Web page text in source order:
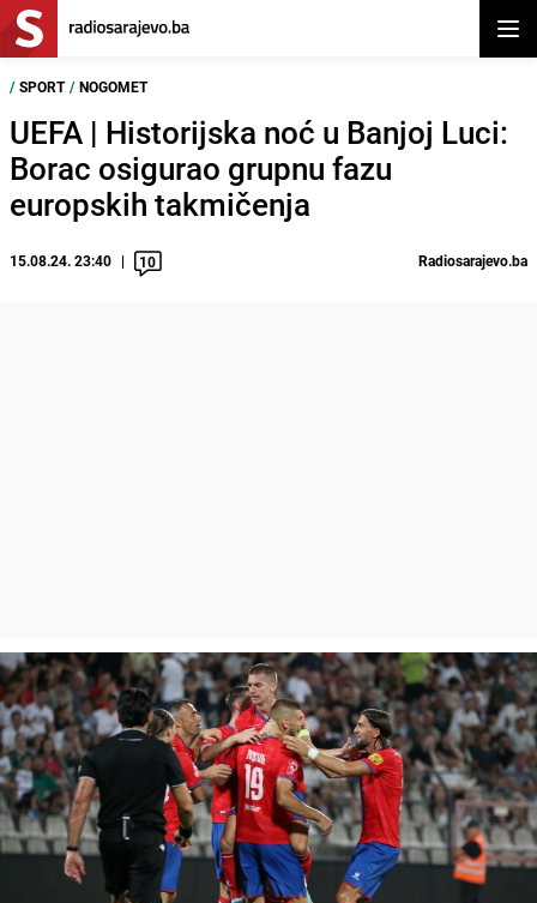
/ SPORT / NOGOMET
UEFA | Historijska noć u Banjoj Luci:
Borac osigurao grupnu fazu
europskih takmičenja
15.08.24. 23:40 10 Radiosarajevo.ba